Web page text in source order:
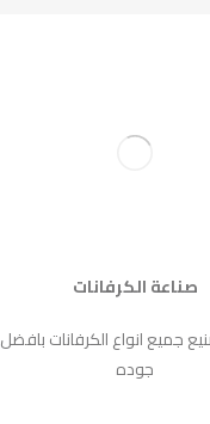
صناعة الكرفانات
جميع انواع الكرفانات بافضل
جوده